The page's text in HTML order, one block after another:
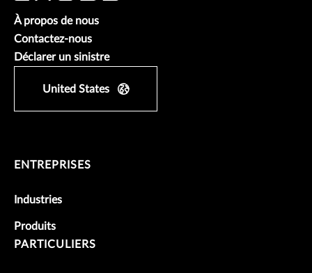
À propos de nous
Contactez-nous
Déclarer un sinistre
United States
ENTREPRISES
Industries
Produits
PARTICULIERS